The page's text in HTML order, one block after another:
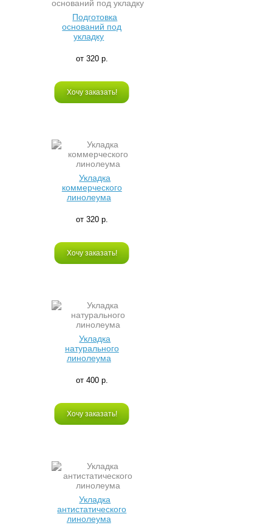
Подготовка
оснований под
укладку
от 320 р.
Хочу заказать!
Укладка
коммерческого
линолеума
от 320 р.
Хочу заказать!
Укладка
натурального
линолеума
от 400 р.
Хочу заказать!
Укладка
антистатического
линолеума